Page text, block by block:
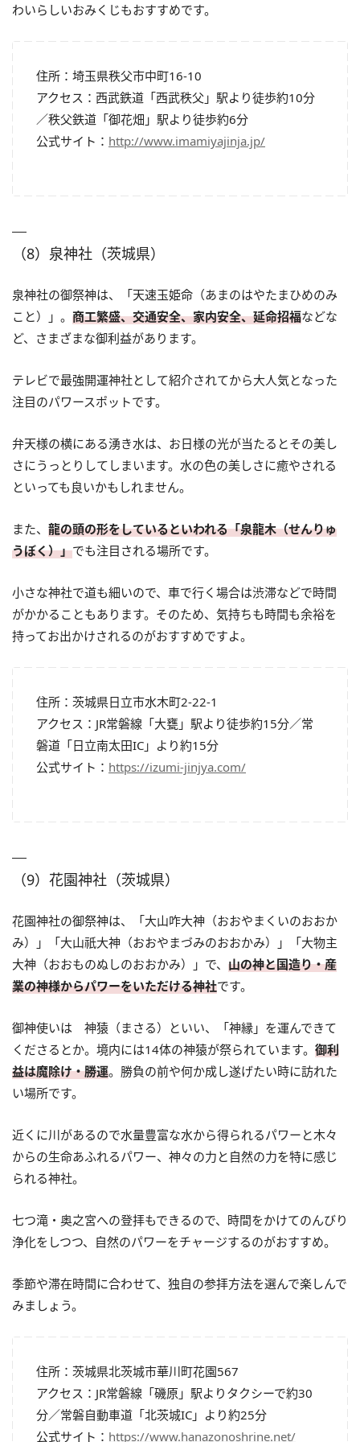
わいらしいおみくじもおすすめです。
住所：埼玉県秩父市中町16-10
アクセス：西武鉄道「西武秩父」駅より徒歩約10分
／秩父鉄道「御花畑」駅より徒歩約6分
公式サイト： http://www.imamiyajinja.jp/
（8）泉神社（茨城県）
泉神社の御祭神は、「天速玉姫命（あまのはやたまひめのみ
こと）」。 商工繁盛、交通安全、家内安全、延命招福などな
ど、さまざまな御利益があります。
テレビで最強開運神社として紹介されてから大人気となった
注目のパワースポットです。
弁天様の横にある湧き水は、お日様の光が当たるとその美し
さにうっとりしてしまいます。水の色の美しさに癒やされる
といっても良いかもしれません。
また、 龍の頭の形をしているといわれる「泉龍木（せんりゅ
うぼく）」でも注目される場所です。
小さな神社で道も細いので、車で行く場合は渋滞などで時間
がかかることもあります。そのため、気持ちも時間も余裕を
持ってお出かけされるのがおすすめですよ。
住所：茨城県日立市水木町2-22-1
アクセス：JR常磐線「大甕」駅より徒歩約15分／常
磐道「日立南太田IC」より約15分
公式サイト： https://izumi-jinjya.com/
（9）花園神社（茨城県）
花園神社の御祭神は、「大山咋大神（おおやまくいのおおか
み）」「大山祇大神（おおやまづみのおおかみ）」「大物主
大神（おおものぬしのおおかみ）」で、 山の神と国造り・産
業の神様からパワーをいただける神社です。
御神使いは 神猿（まさる）といい、「神縁」を運んできて
くださるとか。境内には14体の神猿が祭られています。 御利
益は魔除け・勝運。勝負の前や何か成し遂げたい時に訪れた
い場所です。
近くに川があるので水量豊富な水から得られるパワーと木々
からの生命あふれるパワー、神々の力と自然の力を特に感じ
られる神社。
七つ滝・奥之宮への登拝もできるので、時間をかけてのんびり
浄化をしつつ、自然のパワーをチャージするのがおすすめ。
季節や滞在時間に合わせて、独自の参拝方法を選んで楽しんで
みましょう。
住所：茨城県北茨城市華川町花園567
アクセス：JR常磐線「磯原」駅よりタクシーで約30
分／常磐自動車道「北茨城IC」より約25分
公式サイト： https://www.hanazonoshrine.net/